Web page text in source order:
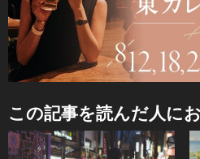
この記事を読んだ人に